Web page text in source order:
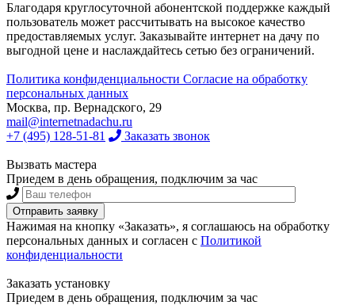
Благодаря круглосуточной абонентской поддержке каждый
пользователь может рассчитывать на высокое качество
предоставляемых услуг. Заказывайте интернет на дачу по
выгодной цене и наслаждайтесь сетью без ограничений.
Политика конфиденциальности Согласие на обработку
персональных данных
Москва, пр. Вернадского, 29
mail@internetnadachu.ru
+7 (495) 128-51-81
Заказать звонок
Вызвать мастера
Приедем в день обращения, подключим за час
Нажимая на кнопку «Заказать», я соглашаюсь на обработку
персональных данных и согласен с Политикой
конфиденциальности
Заказать установку
Приедем в день обращения, подключим за час